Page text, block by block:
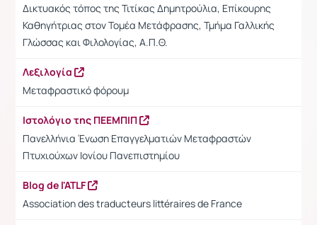
Δικτυακός τόπος της Τιτίκας Δημητρούλια, Επίκουρης
Καθηγήτριας στον Τομέα Μετάφρασης, Τμήμα Γαλλικής
Γλώσσας και Φιλολογίας, Α.Π.Θ.
Λεξιλογία
Μεταφραστικό φόρουμ
Ιστολόγιο της ΠΕΕΜΠΙΠ
Πανελλήνια Ένωση Επαγγελματιών Μεταφραστών
Πτυχιούχων Ιονίου Πανεπιστημίου
Blog de l'ATLF
Association des traducteurs littéraires de France